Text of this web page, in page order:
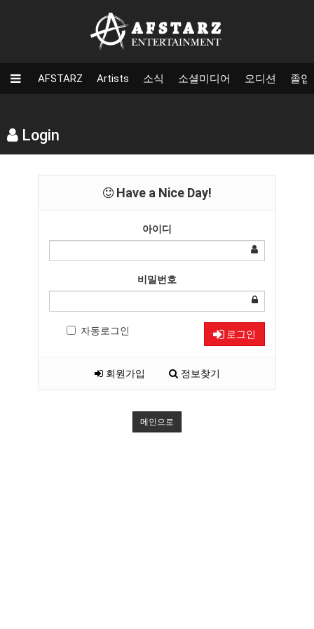
AFSTARZ Artists 소식 소셜미디어 오디션 졸업
Login
Have a Nice Day!
아이디
비밀번호
자동로그인 로그인
회원가입 정보찾기
메인으로